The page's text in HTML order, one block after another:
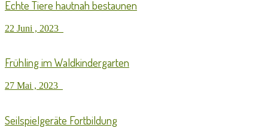
Echte Tiere hautnah bestaunen
22 Juni , 2023
Frühling im Waldkindergarten
27 Mai , 2023
Seilspielgeräte Fortbildung